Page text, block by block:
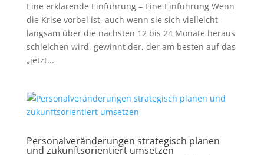
Eine erklärende Einführung – Eine Einführung Wenn
die Krise vorbei ist, auch wenn sie sich vielleicht
langsam über die nächsten 12 bis 24 Monate heraus
schleichen wird, gewinnt der, der am besten auf das
„jetzt...
Personalveränderungen strategisch planen
und zukunftsorientiert umsetzen